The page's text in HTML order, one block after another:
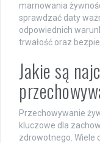
marnowania
sprawdzać daty
odpowiednich
trwałość oraz
Jakie są
Przechowywanie
kluczowe dla
zdrowotnego. Wiele